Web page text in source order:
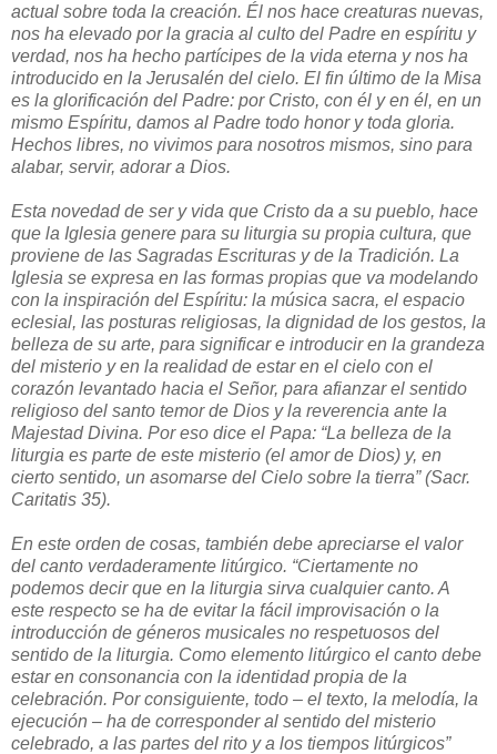
actual sobre toda la creación. Él nos hace creaturas nuevas,
nos ha elevado por la gracia al culto del Padre en espíritu y
verdad, nos ha hecho partícipes de la vida eterna y nos ha
introducido en la Jerusalén del cielo. El fin último de la Misa
es la glorificación del Padre: por Cristo, con él y en él, en un
mismo Espíritu, damos al Padre todo honor y toda gloria.
Hechos libres, no vivimos para nosotros mismos, sino para
alabar, servir, adorar a Dios.
Esta novedad de ser y vida que Cristo da a su pueblo, hace
que la Iglesia genere para su liturgia su propia cultura, que
proviene de las Sagradas Escrituras y de la Tradición. La
Iglesia se expresa en las formas propias que va modelando
con la inspiración del Espíritu: la música sacra, el espacio
eclesial, las posturas religiosas, la dignidad de los gestos, la
belleza de su arte, para significar e introducir en la grandeza
del misterio y en la realidad de estar en el cielo con el
corazón levantado hacia el Señor, para afianzar el sentido
religioso del santo temor de Dios y la reverencia ante la
Majestad Divina. Por eso dice el Papa: “La belleza de la
liturgia es parte de este misterio (el amor de Dios) y, en
cierto sentido, un asomarse del Cielo sobre la tierra” (Sacr.
Caritatis 35).
En este orden de cosas, también debe apreciarse el valor
del canto verdaderamente litúrgico. “Ciertamente no
podemos decir que en la liturgia sirva cualquier canto. A
este respecto se ha de evitar la fácil improvisación o la
introducción de géneros musicales no respetuosos del
sentido de la liturgia. Como elemento litúrgico el canto debe
estar en consonancia con la identidad propia de la
celebración. Por consiguiente, todo – el texto, la melodía, la
ejecución – ha de corresponder al sentido del misterio
celebrado, a las partes del rito y a los tiempos litúrgicos”